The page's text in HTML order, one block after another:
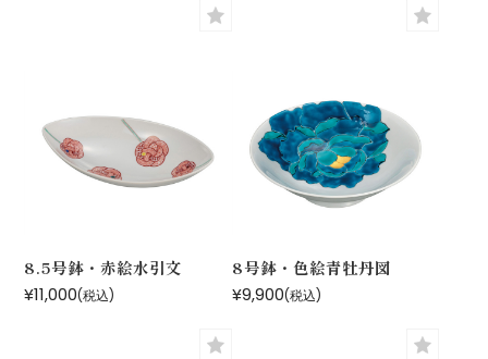
8.5号鉢・赤絵水引文
¥11,000(税込)
8号鉢・色絵青牡丹図
¥9,900(税込)